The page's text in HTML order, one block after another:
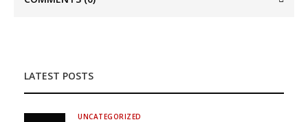
LATEST POSTS
UNCATEGORIZED